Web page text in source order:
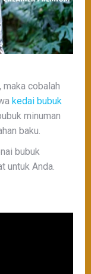
maka cobalah
kedai bubuk
minuman
baku.
bubuk
untuk Anda.